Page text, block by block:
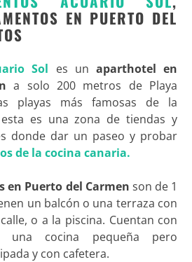
EN PUERTO DEL
Sol es un aparthotel en
a solo 200 metros de Playa
playas más famosas de la
esta es una zona de tiendas y
donde dar un paseo y probar
de la cocina canaria.
en Puerto del Carmen son de 1
un balcón o una terraza con
o a la piscina. Cuentan con
cocina pequeña pero
y con cafetera.